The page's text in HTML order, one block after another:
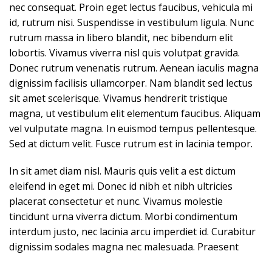
nec consequat. Proin eget lectus faucibus, vehicula mi
id, rutrum nisi. Suspendisse in vestibulum ligula. Nunc
rutrum massa in libero blandit, nec bibendum elit
lobortis. Vivamus viverra nisl quis volutpat gravida.
Donec rutrum venenatis rutrum. Aenean iaculis magna
dignissim facilisis ullamcorper. Nam blandit sed lectus
sit amet scelerisque. Vivamus hendrerit tristique
magna, ut vestibulum elit elementum faucibus. Aliquam
vel vulputate magna. In euismod tempus pellentesque.
Sed at dictum velit. Fusce rutrum est in lacinia tempor.
In sit amet diam nisl. Mauris quis velit a est dictum
eleifend in eget mi. Donec id nibh et nibh ultricies
placerat consectetur et nunc. Vivamus molestie
tincidunt urna viverra dictum. Morbi condimentum
interdum justo, nec lacinia arcu imperdiet id. Curabitur
dignissim sodales magna nec malesuada. Praesent